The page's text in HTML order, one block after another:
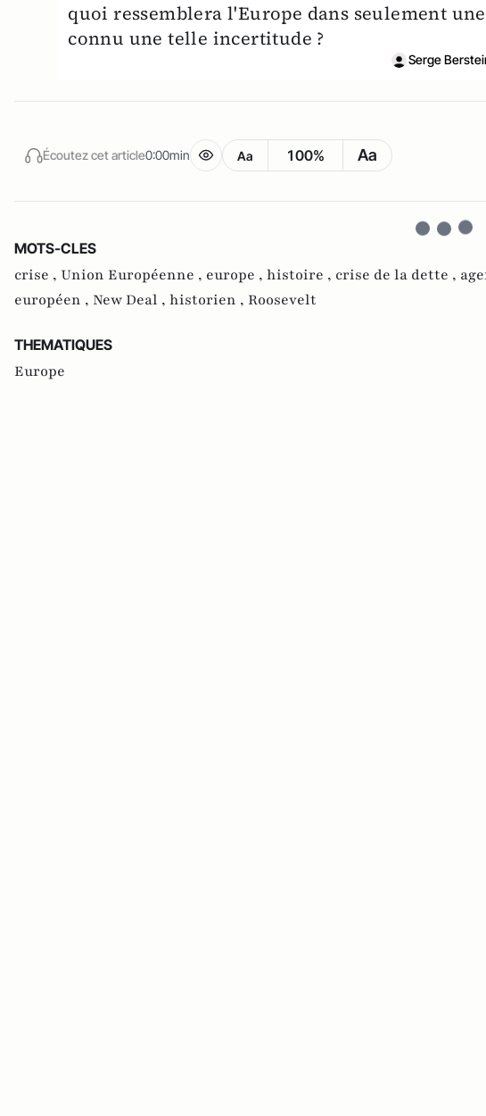
quoi ressemblera l'Europe dans seulement
connu une telle incertitude ?
Serge
Écoutez cet article0:00min Aa 100% Aa
MOTS-CLES
crise , Union Européenne , europe , histoire , crise de la dette ,
européen , New Deal , historien , Roosevelt
THEMATIQUES
Europe